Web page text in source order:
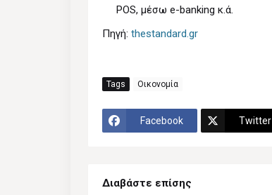
POS, μέσω e-banking κ.ά.
Πηγή: thestandard.gr
Tags Οικονομία
Facebook Twitter
Διαβάστε επίσης